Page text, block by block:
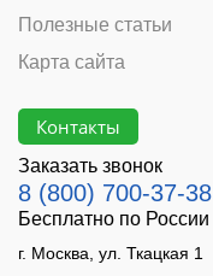
Полезные статьи
Карта сайта
Контакты
Заказать звонок
8 (800) 700-37-38
Бесплатно по России
г. Москва, ул. Ткацкая 1